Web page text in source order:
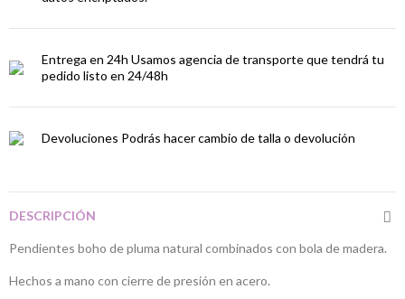
Entrega en 24h Usamos agencia de transporte que tendrá tu
pedido listo en 24/48h
Devoluciones Podrás hacer cambio de talla o devolución
DESCRIPCIÓN
Pendientes boho de pluma natural combinados con bola de madera.
Hechos a mano con cierre de presión en acero.